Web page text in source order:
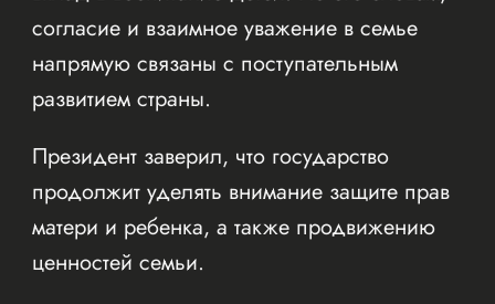
согласие и взаимное уважение в семье
напрямую связаны с поступательным
развитием страны.
Президент заверил, что государство
продолжит уделять внимание защите прав
матери и ребенка, а также продвижению
ценностей семьи.